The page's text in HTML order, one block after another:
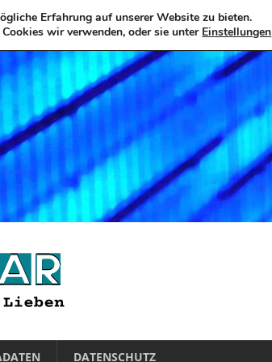
DATENSCHUTZ
Erfahrung auf unserer Website zu bieten.
wir verwenden, oder sie unter Einstellungen